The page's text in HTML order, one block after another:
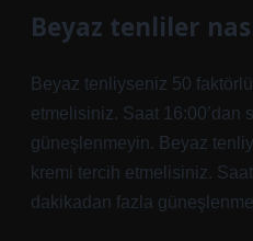
Beyaz tenliler
Beyaz tenliyseniz 50
etmelisiniz. Saat 16:00’dan
güneşlenmeyin. Beyaz
kremi tercih etmelisiniz.
dakikadan fazla